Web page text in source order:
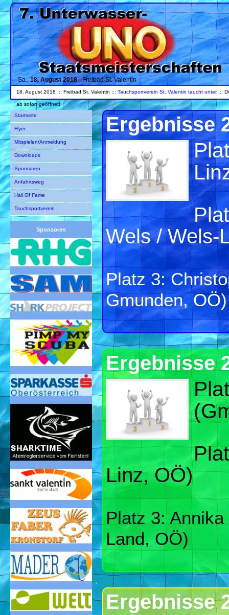
Sa., 18. August 2018- Freibad St. Valentin
18. August 2018 ::: Freibad St. Valentin ::: Tauchsportverein St. Valentin taucht unter:::
ab sofort geöffnet!
Startseite
Flyer
Mitspielen/Anmeldung
Downloads
Sponsoren
Anfahrtsweg
Hall Of Fame
Tauchsportverein
Sponsoren
Ergebnisse
Wels / Wels-
Platz 3:
Gmunden, OÖ)
Ergebnisse
Linz, OÖ)
Platz 3:
Land, OÖ)
Ergebnisse